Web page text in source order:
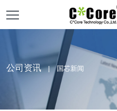
公司资讯| 国芯新闻